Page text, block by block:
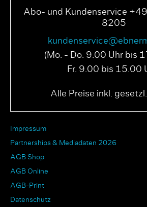
Abo- und Kundenservice
8205
(Mo. - Do. 9.00 Uhr bis
Fr. 9.00 bis 15.00
Alle Preise inkl.
Impressum
Partnerships & Mediadaten 2026
AGB Shop
AGB Online
AGB-Print
Datenschutz